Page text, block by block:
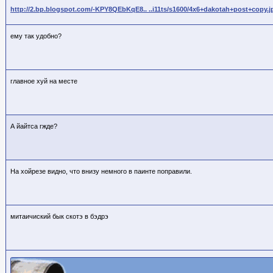
http://2.bp.blogspot.com/-KPY8QEbKqE8.. ..i11ts/s1600/
ему так удобно?
главное хуй на месте
А йайтса гжде?
На хойрезе видно, что внизу немного в паинте поправили.
митаичиский бык скотэ в бэдрэ